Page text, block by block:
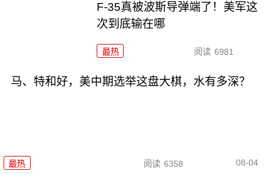
F-35真被波斯导弹端了！美军这
次到底输在哪
最热 阅读 6981
马、特和好，美中期选举这盘大棋，水有多深？
最热 阅读 6358 08-04